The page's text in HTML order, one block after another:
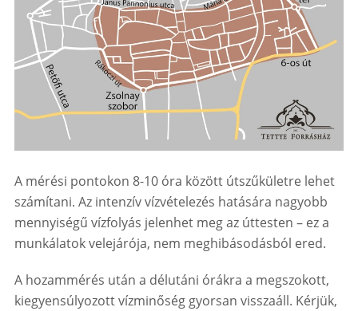
A mérési pontokon 8-10 óra között útszűkületre lehet
számítani. Az intenzív vízvételezés hatására nagyobb
mennyiségű vízfolyás jelenhet meg az úttesten – ez a
munkálatok velejárója, nem meghibásodásból ered.
A hozammérés után a délutáni órákra a megszokott,
kiegyensúlyozott vízminőség gyorsan visszaáll. Kérjük,